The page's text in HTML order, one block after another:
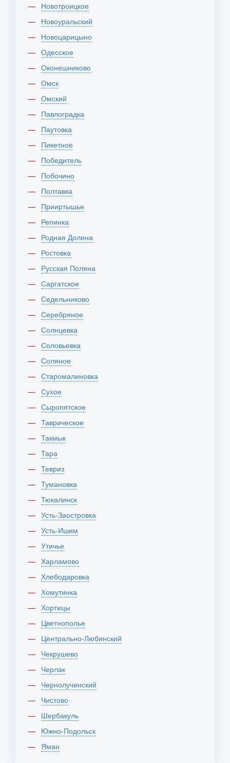
Новотроицкое
Новоуральский
Новоцарицыно
Одесское
Оконешниково
Омск
Омский
Павлоградка
Паутовка
Пикетное
Победитель
Побочино
Полтавка
Прииртышье
Репинка
Родная Долина
Ростовка
Русская Поляна
Саргатское
Седельниково
Серебряное
Солнцевка
Соловьевка
Соляное
Старомалиновка
Сухое
Сыропятское
Таврическое
Такмык
Тара
Тевриз
Тумановка
Тюкалинск
Усть-Заостровка
Усть-Ишим
Утичье
Харламово
Хлебодаровка
Хомутинка
Хортицы
Цветнополье
Центрально-Любинский
Чекрушево
Черлак
Чернолучинский
Чистово
Шербакуль
Южно-Подольск
Яман